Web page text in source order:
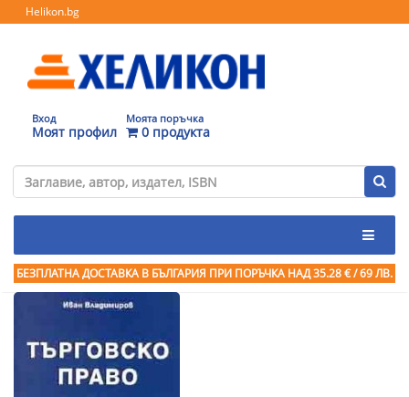
Helikon.bg
Вход
Моят профил
Моята поръчка
0 продукта
БЕЗПЛАТНА ДОСТАВКА В БЪЛГАРИЯ ПРИ ПОРЪЧКА НАД 35.28 € / 69 ЛВ.